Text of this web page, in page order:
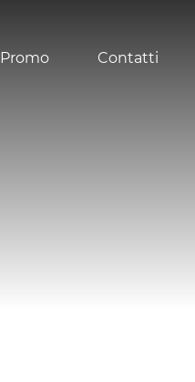
Promo Contatti